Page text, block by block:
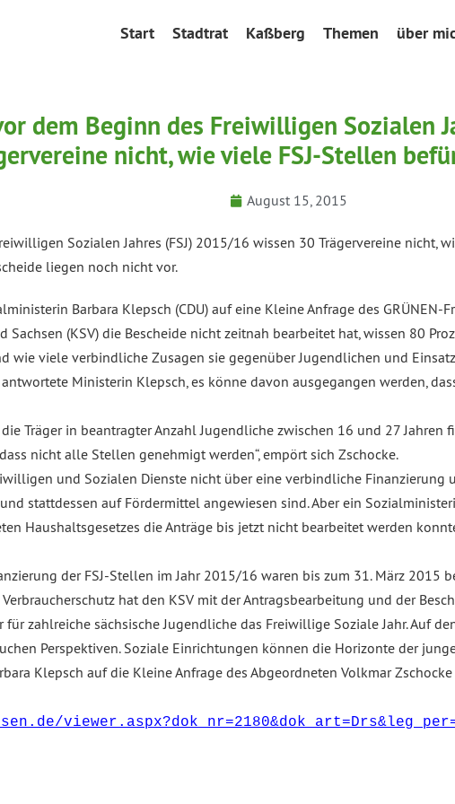
Start Stadtrat Kaßberg Themen über
dem Beginn des Freiwilligen Sozialen
nicht, wie viele FSJ-Stellen
August 15, 2015
Sozialen Jahres (FSJ) 2015/16 wissen 30 Trägervereine
liegen noch nicht vor.
Barbara Klepsch (CDU) auf eine Kleine Anfrage des
Sachsen (KSV) die Bescheide nicht zeitnah bearbeitet hat, wissen 80
wie viele verbindliche Zusagen sie gegenüber Jugendlichen und
Ministerin Klepsch, es könne davon ausgegangen werden,
Träger in beantragter Anzahl Jugendliche zwischen 16 und 27
nicht alle Stellen genehmigt werden“, empört sich Zschocke.
und Sozialen Dienste nicht über eine verbindliche
stattdessen auf Fördermittel angewiesen sind. Aber ein
Haushaltsgesetzes die Anträge bis jetzt nicht bearbeitet werden
der FSJ-Stellen im Jahr 2015/16 waren bis zum 31. März 2015
hat den KSV mit der Antragsbearbeitung und der
für zahlreiche sächsische Jugendliche das Freiwillige Soziale Jahr. Auf
Perspektiven. Soziale Einrichtungen können die Horizonte der
Klepsch auf die Kleine Anfrage des Abgeordneten Volkmar Zschocke